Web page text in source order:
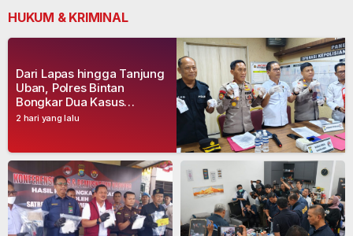
HUKUM & KRIMINAL
2 hari yang lalu
Dari Lapas hingga Tanjung
Uban, Polres Bintan
Bongkar Dua Kasus
Narkoba, Empat Tersangka